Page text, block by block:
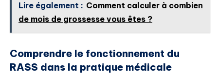
Lire également : Comment calculer à combien
de mois de grossesse vous êtes ?
Comprendre le fonctionnement du
RASS dans la pratique médicale